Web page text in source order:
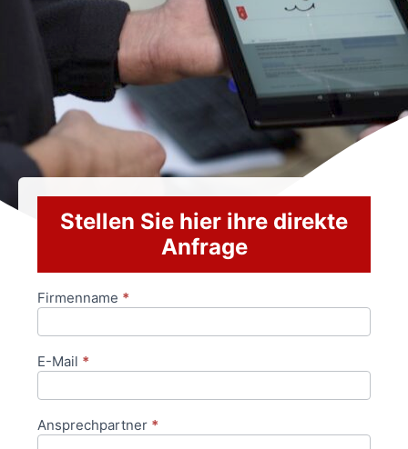
Stellen Sie hier ihre direkte
Anfrage
Anfrageformular
Firmenname *
E-Mail *
Ansprechpartner *